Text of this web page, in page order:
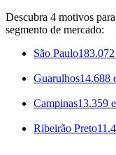
Descubra 4 motivos
segmento de mercado:
São Paulo183.072
Guarulhos14.688
Campinas13.359
Ribeirão Preto